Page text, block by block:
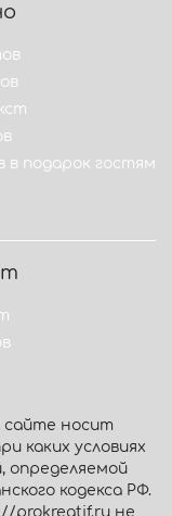
в подарок гостям
сайте носит
каких условиях
определяемой
кодекса РФ.
prokreatif.ru не